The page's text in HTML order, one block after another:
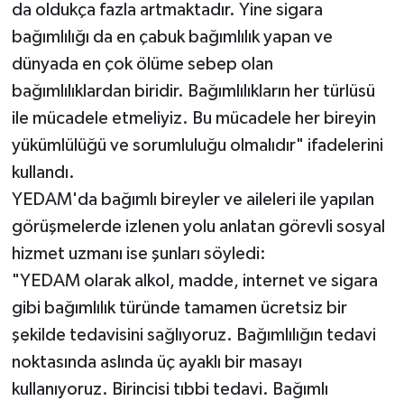
da oldukça fazla artmaktadır. Yine sigara
bağımlılığı da en çabuk bağımlılık yapan ve
dünyada en çok ölüme sebep olan
bağımlılıklardan biridir. Bağımlılıkların her türlüsü
ile mücadele etmeliyiz. Bu mücadele her bireyin
yükümlülüğü ve sorumluluğu olmalıdır" ifadelerini
kullandı.
YEDAM'da bağımlı bireyler ve aileleri ile yapılan
görüşmelerde izlenen yolu anlatan görevli sosyal
hizmet uzmanı ise şunları söyledi:
"YEDAM olarak alkol, madde, internet ve sigara
gibi bağımlılık türünde tamamen ücretsiz bir
şekilde tedavisini sağlıyoruz. Bağımlılığın tedavi
noktasında aslında üç ayaklı bir masayı
kullanıyoruz. Birincisi tıbbi tedavi. Bağımlı